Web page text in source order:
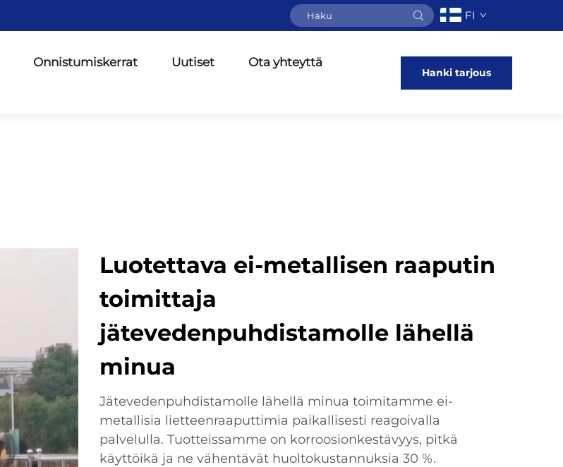
FI
Onnistumiskerrat Uutiset
Ota yhteyttä
Hanki tarjous
Luotettava ei-metallisen raaputin
toimittaja
jätevedenpuhdistamolle lähellä
minua
Jätevedenpuhdistamolle lähellä minua toimitamme ei-
metallisia lietteenraaputtimia paikallisesti reagoivalla
palvelulla. Tuotteissamme on korroosionkestävyys, pitkä
käyttöikä ja ne vähentävät huoltokustannuksia 30 %.